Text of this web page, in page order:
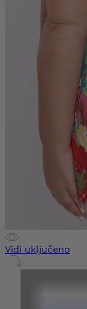
Vidi uključeno